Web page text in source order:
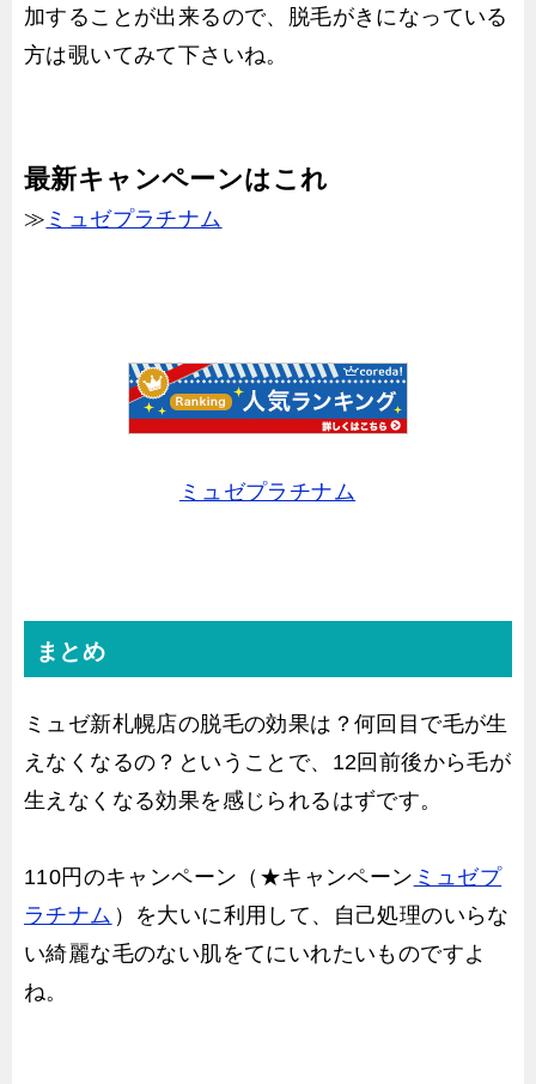
加することが出来るので、脱毛がきになっている
方は覗いてみて下さいね。
最新キャンペーンはこれ
≫ ミュゼプラチナム
ミュゼプラチナム
まとめ
ミュゼ新札幌店の脱毛の効果は？何回目で毛が生
えなくなるの？ということで、12回前後から毛が
生えなくなる効果を感じられるはずです。
110円のキャンペーン（★キャンペーン ミュゼプ
ラチナム ）を大いに利用して、自己処理のいらな
い綺麗な毛のない肌をてにいれたいものですよ
ね。